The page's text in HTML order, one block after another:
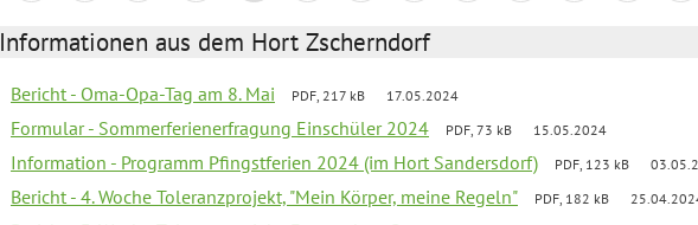
Informationen aus dem Hort Zscherndorf
Bericht - Oma-Opa-Tag am 8. Mai PDF, 217 kB 17.05.2024
Formular - Sommerferienerfragung Einschüler 2024 PDF, 73 kB 15.05.2024
Information - Programm Pfingstferien 2024 (im Hort Sandersdorf) PDF, 123 kB
Bericht - 4. Woche Toleranzprojekt, "Mein Körper, meine Regeln" PDF, 182 kB